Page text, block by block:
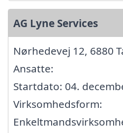
AG Lyne Services
Nørhedevej 12, 6880
Ansatte:
Startdato: 04.
Virksomhedsform: